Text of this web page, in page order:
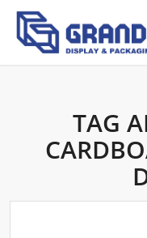
TAG